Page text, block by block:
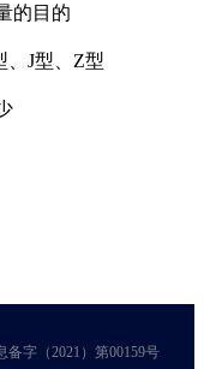
的目的
、J型、Z型
字（2021）第00159号